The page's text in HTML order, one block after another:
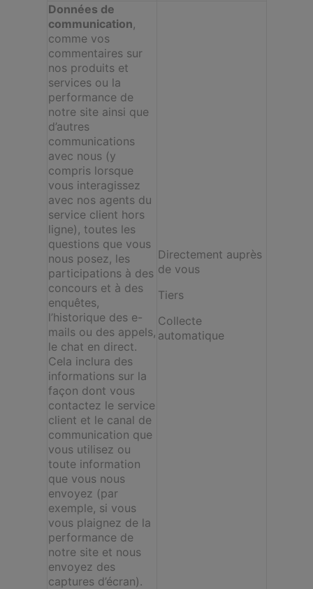
Données de
communication,
comme vos
commentaires sur
nos produits et
services ou la
performance de
notre site ainsi que
d’autres
communications
avec nous (y
compris lorsque
vous interagissez
avec nos agents du
service client hors
ligne), toutes les
questions que vous
nous posez, les
participations à des
concours et à des
enquêtes,
l’historique des e-
mails ou des appels,
le chat en direct.
Cela inclura des
informations sur la
façon dont vous
contactez le service
client et le canal de
communication que
vous utilisez ou
toute information
que vous nous
envoyez (par
exemple, si vous
vous plaignez de la
performance de
notre site et nous
envoyez des
captures d’écran).
Directement auprès
de vous
Tiers
Collecte
automatique